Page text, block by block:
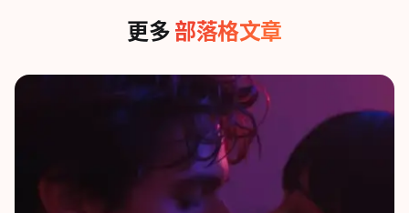
更多 部落格文章